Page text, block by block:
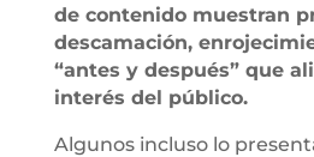
de contenido muestran
descamación,
“antes y después” que
interés del público.
Algunos incluso lo